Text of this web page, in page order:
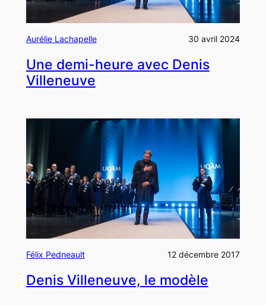
Aurélie Lachapelle 30 avril 2024
Une demi-heure avec Denis
Villeneuve
Félix Pedneault 12 décembre 2017
Denis Villeneuve, le modèle